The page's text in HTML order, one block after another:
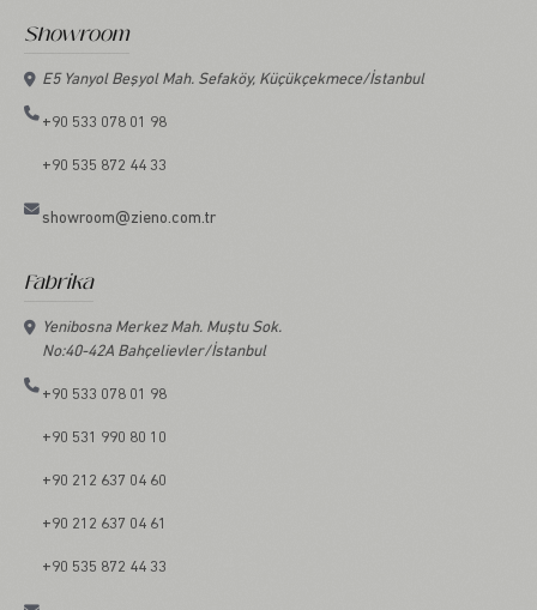
Showroom
E5 Yanyol Beşyol Mah. Sefaköy, Küçükçekmece/İstanbul
+90 533 078 01 98
+90 535 872 44 33
showroom@zieno.com.tr
Fabrika
Yenibosna Merkez Mah. Muştu Sok.
No:40-42A Bahçelievler/İstanbul
+90 533 078 01 98
+90 531 990 80 10
+90 212 637 04 60
+90 212 637 04 61
+90 535 872 44 33